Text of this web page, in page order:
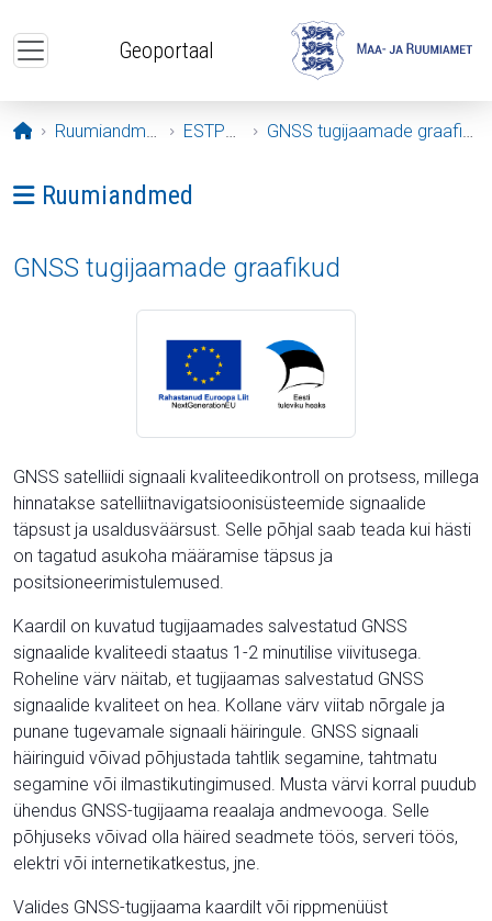
Geoportaal
Avaleht
Ruumiandmed ESTPOS GNSS tugijaamade graafikud
Ava menüü: Ruumiandmed
Ruumiandmed
GNSS tugijaamade graafikud
GNSS satelliidi signaali kvaliteedikontroll on protsess, millega
hinnatakse satelliitnavigatsioonisüsteemide signaalide
täpsust ja usaldusväärsust. Selle põhjal saab teada kui hästi
on tagatud asukoha määramise täpsus ja
positsioneerimistulemused.
Kaardil on kuvatud tugijaamades salvestatud GNSS
signaalide kvaliteedi staatus 1-2 minutilise viivitusega.
Roheline värv näitab, et tugijaamas salvestatud GNSS
signaalide kvaliteet on hea. Kollane värv viitab nõrgale ja
punane tugevamale signaali häiringule. GNSS signaali
häiringuid võivad põhjustada tahtlik segamine, tahtmatu
segamine või ilmastikutingimused. Musta värvi korral puudub
ühendus GNSS-tugijaama reaalaja andmevooga. Selle
põhjuseks võivad olla häired seadmete töös, serveri töös,
elektri või internetikatkestus, jne.
Valides GNSS-tugijaama kaardilt või rippmenüüst